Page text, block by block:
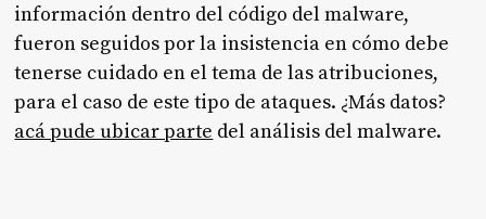
información dentro del código del malware,
fueron seguidos por la insistencia en cómo debe
tenerse cuidado en el tema de las atribuciones,
para el caso de este tipo de ataques. ¿Más datos?
acá pude ubicar parte del análisis del malware.